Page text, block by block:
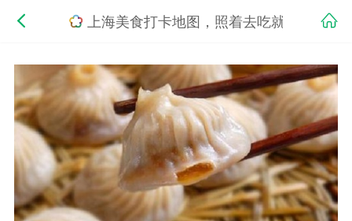
上海美食打卡地图，照着去吃就行了！